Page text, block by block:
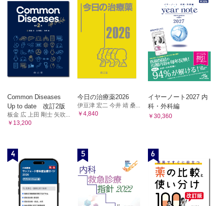
Common Diseases
Up to date 改訂2版
板金 広 上田 剛士 矢吹...
￥13,200
今日の治療薬2026
伊豆津 宏二 今井 靖 桑...
￥4,840
イヤーノート2027 内
科・外科編
￥30,360
4 5 6